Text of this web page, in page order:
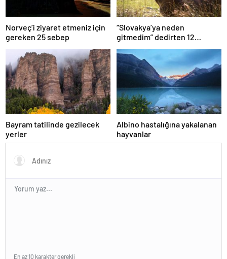
Norveç’i ziyaret etmeniz için
gereken 25 sebep
“Slovakya’ya neden
gitmedim” dedirten 12
fotoğraf
Bayram tatilinde gezilecek
yerler
Albino hastalığına yakalanan
hayvanlar
En az 10 karakter gerekli